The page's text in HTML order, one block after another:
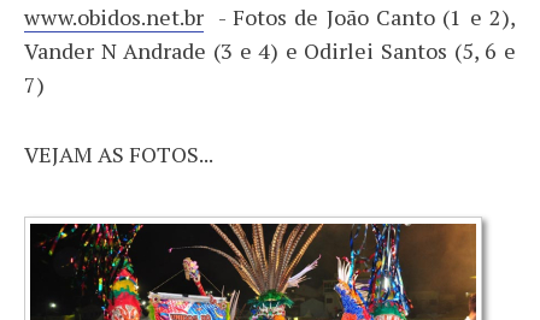
www.obidos.net.br - Fotos de João Canto (1 e 2),
Vander N Andrade (3 e 4) e Odirlei Santos (5, 6 e
7)
VEJAM AS FOTOS...